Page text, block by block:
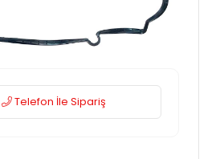
Telefon İle Sipariş